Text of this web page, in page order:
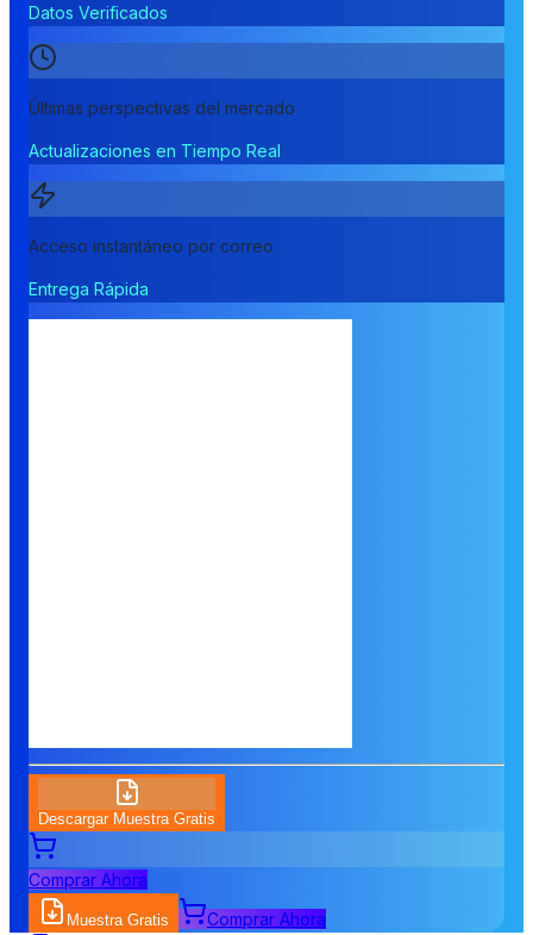
Datos Verificados
Últimas perspectivas del mercado
Actualizaciones en Tiempo Real
Acceso instantáneo por correo
Entrega Rápida
Descargar Muestra Gratis
Comprar Ahora
Muestra Gratis
Comprar Ahora